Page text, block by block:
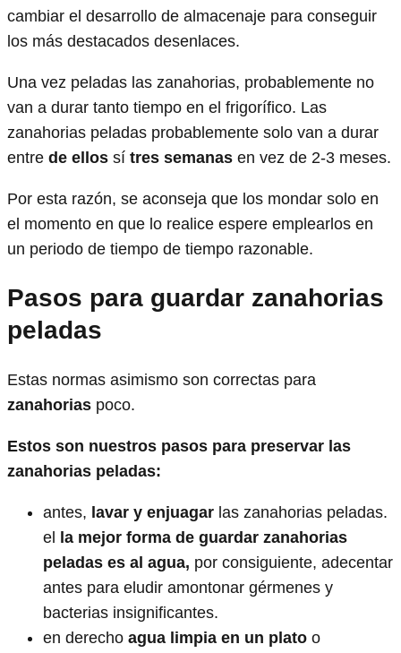
cambiar el desarrollo de almacenaje para conseguir
los más destacados desenlaces.
Una vez peladas las zanahorias, probablemente no
van a durar tanto tiempo en el frigorífico. Las
zanahorias peladas probablemente solo van a durar
entre de ellos sí tres semanas en vez de 2-3 meses.
Por esta razón, se aconseja que los mondar solo en
el momento en que lo realice espere emplearlos en
un periodo de tiempo de tiempo razonable.
Pasos para guardar zanahorias
peladas
Estas normas asimismo son correctas para
zanahorias poco.
Estos son nuestros pasos para preservar las
zanahorias peladas:
antes, lavar y enjuagar las zanahorias peladas.
el
la mejor forma de guardar zanahorias
peladas es al agua, por consiguiente, adecentar
antes para eludir amontonar gérmenes y
bacterias insignificantes.
en derecho agua limpia en un plato o